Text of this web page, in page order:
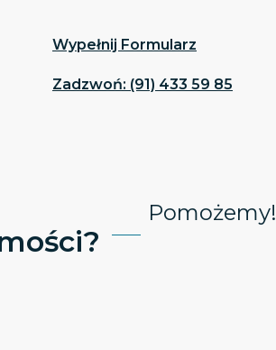
Wypełnij Formularz
Zadzwoń: (91) 433 59 85
Pomożemy!